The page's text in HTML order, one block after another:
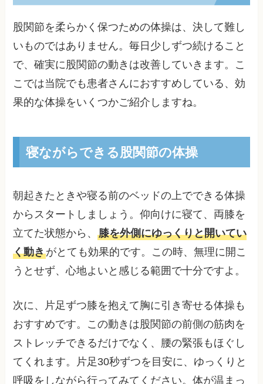
股関節を柔らかく保つための体操は、決して難し
いものではありません。毎日少しずつ続けること
で、確実に股関節の動きは改善していきます。こ
こでは当院でも患者さんにおすすめしている、効
果的な体操をいくつかご紹介しますね。
寝ながらできる股関節の体操
朝起きたときや寝る前のベッドの上でできる体操
からスタートしましょう。仰向けに寝て、両膝を
立てた状態から、膝を外側にゆっくりと開いてい
く動きがとても効果的です。この時、無理に開こ
うとせず、心地よいと感じる範囲で十分ですよ。
次に、片足ずつ膝を抱えて胸に引き寄せる体操も
おすすめです。この動きは股関節の前側の筋肉を
ストレッチできるだけでなく、腰の緊張もほぐし
てくれます。片足30秒ずつを目安に、ゆっくりと
呼吸をしながら行ってみてください。体が温まっ